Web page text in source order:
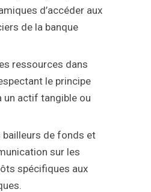
d’accéder aux
de la banque
ressources dans
le principe
un actif tangible ou
bailleurs de fonds et
sur les
spécifiques aux